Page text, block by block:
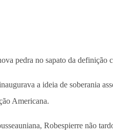
pedra no sapato da definição
a ideia de soberania
Americana.
Robespierre não